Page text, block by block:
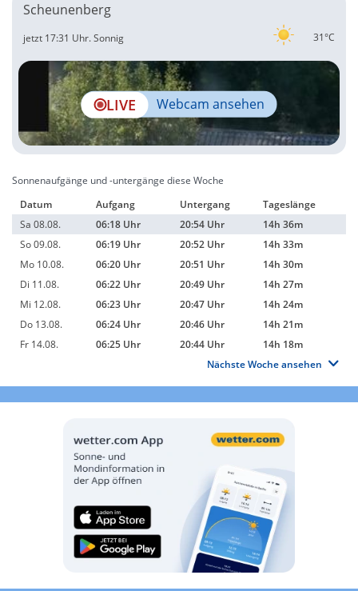
Scheunenberg
31°C
jetzt 17:31 Uhr.Sonnig
LIVE Webcam ansehen
Sonnenaufgänge und -untergänge diese Woche
Datum
Aufgang Untergang
Tageslänge
Sa 08.08.
06:18 Uhr 20:54 Uhr
14h 36m
So 09.08.
06:19 Uhr 20:52 Uhr
14h 33m
Mo 10.08.
06:20 Uhr 20:51 Uhr
14h 30m
Di 11.08.
06:22 Uhr 20:49 Uhr
14h 27m
Mi 12.08.
06:23 Uhr 20:47 Uhr
14h 24m
Do 13.08.
06:24 Uhr 20:46 Uhr
14h 21m
Fr 14.08.
06:25 Uhr 20:44 Uhr
14h 18m
Nächste Woche ansehen